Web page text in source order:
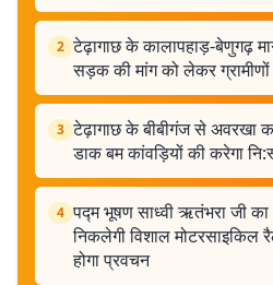
2 टेढ़ागाछ के कालापहाड़-बेणुगढ़
सड़क की मांग को लेकर
3 टेढ़ागाछ के बीबीगंज से अवरखा
डाक बम कांवड़ियों की करेगा
4 पद्म भूषण साध्वी ऋतंभरा जी
निकलेगी विशाल मोटरसाइकिल
होगा प्रवचन